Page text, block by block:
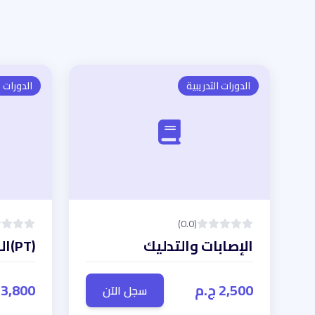
الدورات التدريبية
(0.0)
الإصابات والتدليك
2,500 ج.م
سجل الآن
الدورات
(PT)المدرب الشخصى
3,800 ج.م